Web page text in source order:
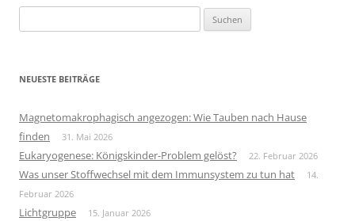
nach:
NEUESTE BEITRÄGE
Magnetomakrophagisch angezogen: Wie Tauben nach Hause
finden
31. Mai 2026
Eukaryogenese: Königskinder-Problem gelöst? 22. Februar 2026
Was unser Stoffwechsel mit dem Immunsystem zu tun hat
14.
Februar 2026
Lichtgruppe 15. Januar 2026